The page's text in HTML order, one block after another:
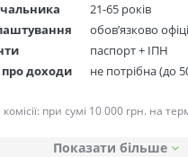
21-65 років
обов’язково
паспорт + ІПН
доходи
не потрібна (до
при сумі 10 000 грн. на
Показати